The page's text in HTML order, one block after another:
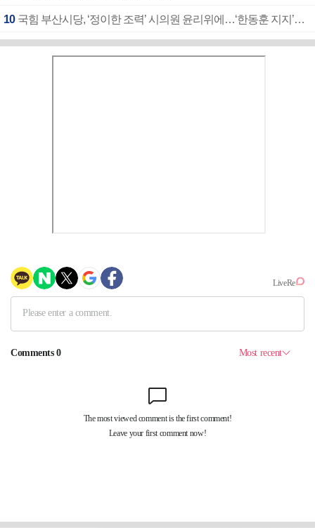
10 국힘 부산시당, ‘정이한 조력’ 시의원 윤리위에…‘한동훈 지지’도 신고접수